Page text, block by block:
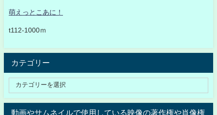
萌えっとこあに！
t112-1000ｍ
カテゴリー
動画やサムネイルで使用している映像の著作権や肖像権